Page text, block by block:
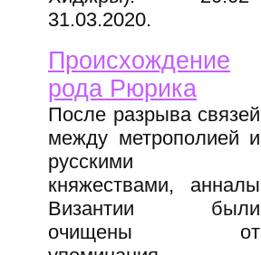
31.03.2020.
Происхождение
рода Рюрика
После разрыва связей
между метрополией и
русскими
княжествами, анналы
Византии были
очищены от